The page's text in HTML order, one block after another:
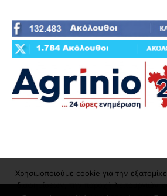
Χρησιμοποιούμε cookie για την
διαφημίσεων, την παροχή λειτουργιών